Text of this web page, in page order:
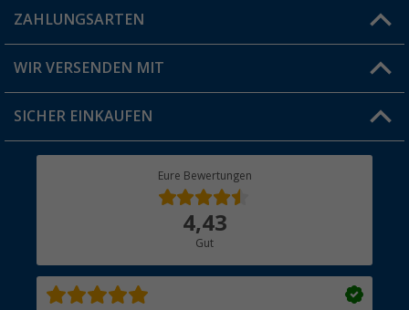
Blog
Jobs & Karriere
FAQ & Kontakt
Versandinformationen
Rücksendung
ZAHLUNGSARTEN
WIR VERSENDEN MIT
SICHER EINKAUFEN
Eure Bewertungen
4,43
Gut